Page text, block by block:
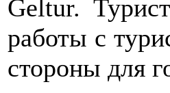
Geltur.
работы с
стороны для